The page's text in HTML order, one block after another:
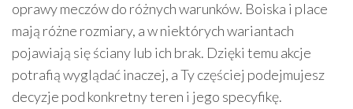
oprawy meczów do różnych warunków. Boiska i place
mają różne rozmiary, a w niektórych wariantach
pojawiają się ściany lub ich brak. Dzięki temu akcje
potrafią wyglądać inaczej, a Ty częściej podejmujesz
decyzje pod konkretny teren i jego specyfikę.